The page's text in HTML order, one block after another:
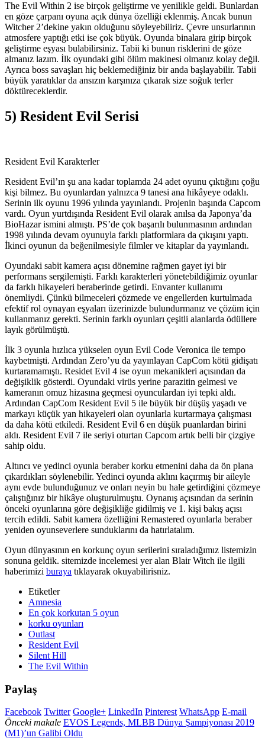
The Evil Within 2 ise birçok geliştirme ve yenilikle geldi. Bunlardan
en göze çarpanı oyuna açık dünya özelliği eklenmiş. Ancak bunun
Witcher 2’dekine yakın olduğunu söyleyebiliriz. Çevre unsurlarının
atmosfere yaptığı etki ise çok büyük. Oyunda binalara girip birçok
geliştirme eşyası bulabilirsiniz. Tabii ki bunun risklerini de göze
almanız lazım. İlk oyundaki gibi ölüm makinesi olmanız kolay değil.
Ayrıca boss savaşları hiç beklemediğiniz bir anda başlayabilir. Tabii
büyük yaratıklar da ansızın karşınıza çıkarak size soğuk terler
döktüreceklerdir.
5) Resident Evil Serisi
Resident Evil Karakterler
Resident Evil’ın şu ana kadar toplamda 24 adet oyunu çıktığını çoğu
kişi bilmez. Bu oyunlardan yalnızca 9 tanesi ana hikâyeye odaklı.
Serinin ilk oyunu 1996 yılında yayınlandı. Projenin başında Capcom
vardı. Oyun yurtdışında Resident Evil olarak anılsa da Japonya’da
BioHazar ismini almıştı. PS’de çok başarılı bulunmasının ardından
1998 yılında devam oyunuyla farklı platformlara da çıkışını yaptı.
İkinci oyunun da beğenilmesiyle filmler ve kitaplar da yayınlandı.
Oyundaki sabit kamera açısı dönemine rağmen gayet iyi bir
performans sergilemişti. Farklı karakterleri yönetebildiğimiz oyunlar
da farklı hikayeleri beraberinde getirdi. Envanter kullanımı
önemliydi. Çünkü bilmeceleri çözmede ve engellerden kurtulmada
efektif rol oynayan eşyaları üzerinizde bulundurmanız ve çözüm için
kullanmanız gerekti. Serinin farklı oyunları çeşitli alanlarda ödüllere
layık görülmüştü.
İlk 3 oyunla hızlıca yükselen oyun Evil Code Veronica ile tempo
kaybetmişti. Ardından Zero’yu da yayınlayan CapCom kötü gidişatı
kurtaramamıştı. Residet Evil 4 ise oyun mekanikleri açısından da
değişiklik gösterdi. Oyundaki virüs yerine parazitin gelmesi ve
kameranın omuz hizasına geçmesi oyunculardan iyi tepki aldı.
Ardından CapCom Resident Evil 5 ile büyük bir düşüş yaşadı ve
markayı küçük yan hikayeleri olan oyunlarla kurtarmaya çalışması
da daha kötü etkiledi. Resident Evil 6 en düşük puanlardan birini
aldı. Resident Evil 7 ile seriyi oturtan Capcom artık belli bir çizgiye
sahip oldu.
Altıncı ve yedinci oyunla beraber korku etmenini daha da ön plana
çıkardıkları söylenebilir. Yedinci oyunda aklını kaçırmış bir aileyle
aynı evde bulunduğunuz ve onları neyin bu hale getirdiğini çözmeye
çalıştığınız bir hikâye oluşturulmuştu. Oynanış açısından da serinin
önceki oyunlarına göre değişikliğe gidilmiş ve 1. kişi bakış açısı
tercih edildi. Sabit kamera özelliğini Remastered oyunlarla beraber
yeniden oyunseverlere sunduklarını da hatırlatalım.
Oyun dünyasının en korkunç oyun serilerini sıraladığımız listemizin
sonuna geldik. sitemizde incelemesi yer alan Blair Witch ile ilgili
haberimizi buraya tıklayarak okuyabilirisniz.
Etiketler
Amnesia
En çok korkutan 5 oyun
korku oyunları
Outlast
Resident Evil
Silent Hill
The Evil Within
Paylaş
Facebook Twitter Google+ LinkedIn Pinterest WhatsApp E-mail
Önceki makale EVOS Legends, MLBB Dünya Şampiyonası 2019
(M1)’un Galibi Oldu